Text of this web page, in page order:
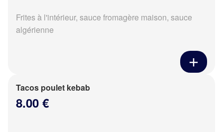
Frites à l'intérieur, sauce fromagère maison, sauce
algérienne
Tacos poulet kebab
8.00 €